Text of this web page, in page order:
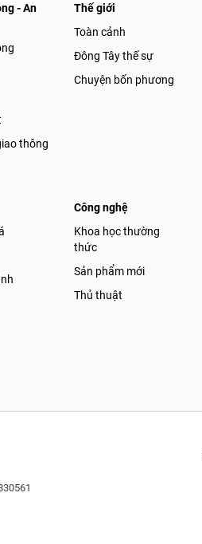
- An
thông
Thế giới
Toàn cảnh
Đông Tây thế sự
Chuyện bốn phương
Công nghệ
Khoa học thường
thức
Sản phẩm mới
Thủ thuật